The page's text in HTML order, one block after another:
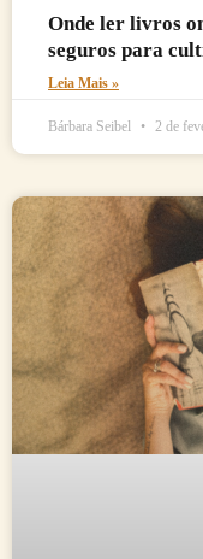
Onde ler livros
seguros para
Leia Mais »
Bárbara Seibel 2 de